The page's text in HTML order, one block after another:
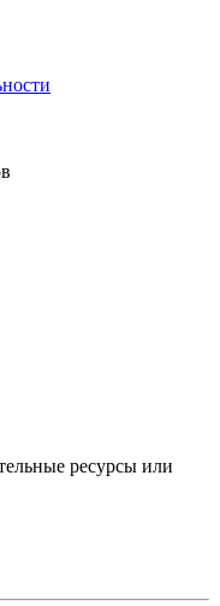
Очистить все Готово
ресурсы или